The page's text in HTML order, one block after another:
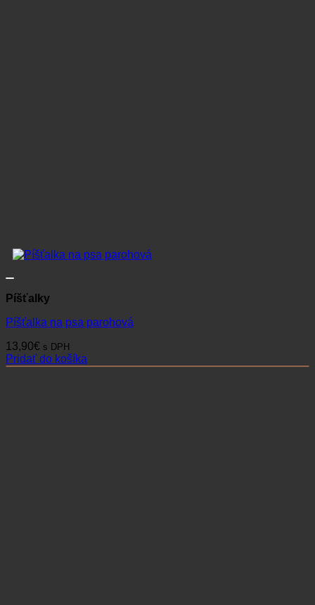
Píšťalky
Píšťalka na psa parohová
13,90€ s DPH
Pridať do košíka